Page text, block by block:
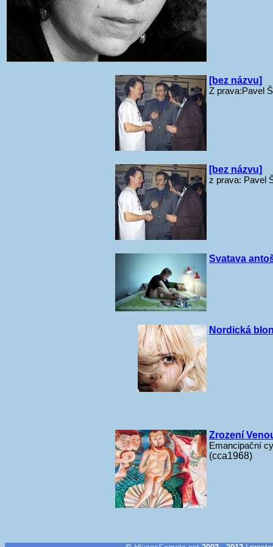
[bez názvu]
Z prava:Pavel
[bez názvu]
z prava: Pavel
Svatava
Nordická
Zrození
Emancipační
(cca1968)